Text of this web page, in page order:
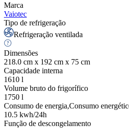
Marca
Vaiotec
Tipo de refrigeração
Refrigeração ventilada
Dimensões
218.0 cm x 192 cm x 75 cm
Capacidade interna
1610 l
Volume bruto do frigorífico
1750 l
Consumo de energia,Consumo
10.5 kwh/24h
Função de descongelamento